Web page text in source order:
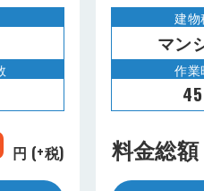
円 (+税)
建
マン
作業
45
料金総額